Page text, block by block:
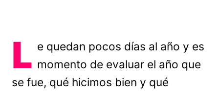
L e quedan pocos días al año y es
momento de evaluar el año que
se fue, qué hicimos bien y qué